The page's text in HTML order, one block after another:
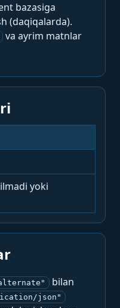
bazasiga
(daqiqalarda).
va ayrim matnlar
yoki
bilan
json"